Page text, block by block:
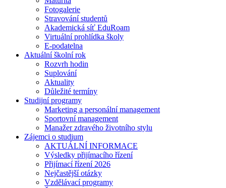
Fotogalerie
Stravování studentů
Akademická síť EduRoam
Virtuální prohlídka školy
E-podatelna
Aktuální školní rok
Rozvrh hodin
Suplování
Aktuality
Důležité termíny
Studijní programy
Marketing a personální management
Sportovní management
Manažer zdravého životního stylu
Zájemci o studium
AKTUÁLNÍ INFORMACE
Výsledky přijímacího řízení
Přijímací řízení 2026
Nejčastější otázky
Vzdělávací programy